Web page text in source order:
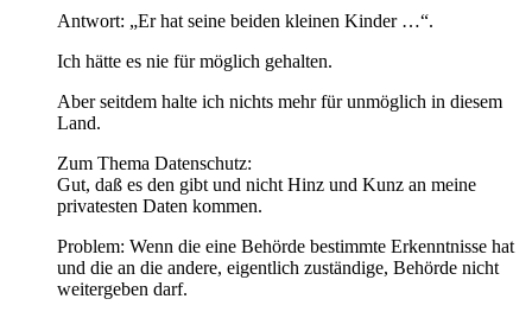
Antwort: „Er hat seine beiden kleinen Kinder …“.
Ich hätte es nie für möglich gehalten.
Aber seitdem halte ich nichts mehr für unmöglich in diesem
Land.
Zum Thema Datenschutz:
Gut, daß es den gibt und nicht Hinz und Kunz an meine
privatesten Daten kommen.
Problem: Wenn die eine Behörde bestimmte Erkenntnisse hat
und die an die andere, eigentlich zuständige, Behörde nicht
weitergeben darf.